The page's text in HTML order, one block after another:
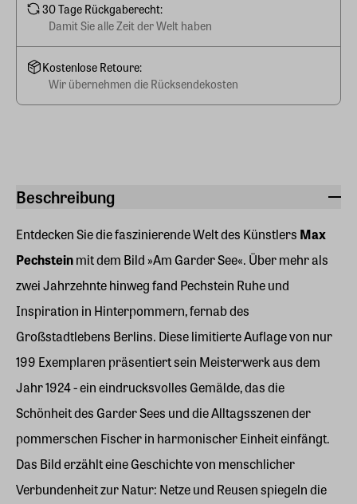
Beschreibung
Entdecken Sie die faszinierende Welt des Künstlers Max
Pechsteinmit dem Bild »Am Garder See«. Über mehr als
zwei Jahrzehnte hinweg fand Pechstein Ruhe und
Inspiration in Hinterpommern, fernab des
Großstadtlebens Berlins. Diese limitierte Auflage von nur
199 Exemplaren präsentiert sein Meisterwerk aus dem
Jahr 1924 - ein eindrucksvolles Gemälde, das die
Schönheit des Garder Sees und die Alltagsszenen der
pommerschen Fischer in harmonischer Einheit einfängt.
Das Bild erzählt eine Geschichte von menschlicher
Verbundenheit zur Natur: Netze und Reusen spiegeln die
30 Tage Rückgaberecht:
Damit Sie alle Zeit der Welt haben
Kostenlose Retoure:
Wir übernehmen die Rücksendekosten